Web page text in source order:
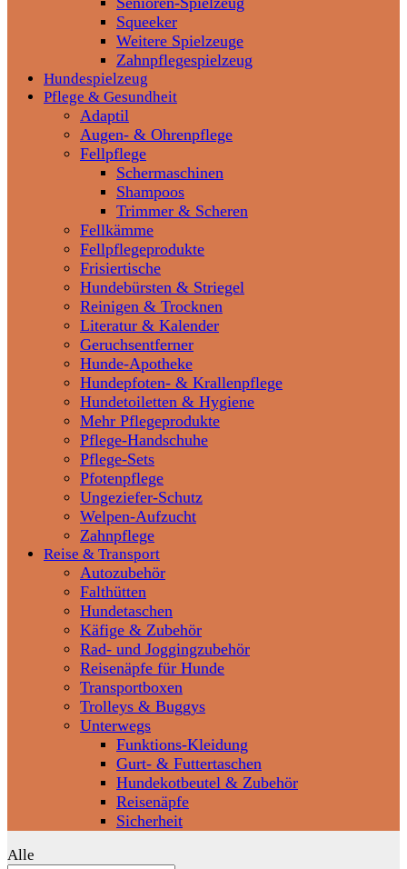
Squeeker
Weitere Spielzeuge
Zahnpflegespielzeug
Hundespielzeug
Pflege & Gesundheit
Adaptil
Augen- & Ohrenpflege
Fellpflege
Schermaschinen
Shampoos
Trimmer & Scheren
Fellkämme
Fellpflegeprodukte
Frisiertische
Hundebürsten & Striegel
Reinigen & Trocknen
Literatur & Kalender
Geruchsentferner
Hunde-Apotheke
Hundepfoten- & Krallenpflege
Hundetoiletten & Hygiene
Mehr Pflegeprodukte
Pflege-Handschuhe
Pflege-Sets
Pfotenpflege
Ungeziefer-Schutz
Welpen-Aufzucht
Zahnpflege
Reise & Transport
Autozubehör
Falthütten
Hundetaschen
Käfige & Zubehör
Rad- und Joggingzubehör
Reisenäpfe für Hunde
Transportboxen
Trolleys & Buggys
Unterwegs
Funktions-Kleidung
Gurt- & Futtertaschen
Hundekotbeutel & Zubehör
Reisenäpfe
Sicherheit
Alle